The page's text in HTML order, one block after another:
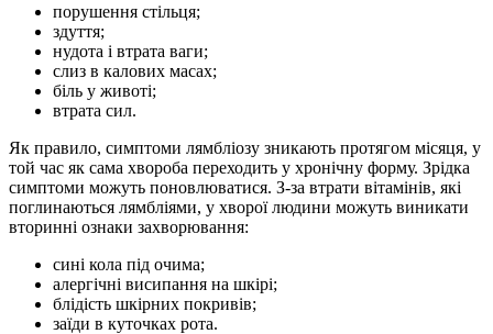
порушення стільця;
здуття;
нудота і втрата ваги;
слиз в калових масах;
біль у животі;
втрата сил.
Як правило, симптоми лямбліозу зникають протягом місяця, у
той час як сама хвороба переходить у хронічну форму. Зрідка
симптоми можуть поновлюватися. З-за втрати вітамінів, які
поглинаються лямбліями, у хворої людини можуть виникати
вторинні ознаки захворювання:
сині кола під очима;
алергічні висипання на шкірі;
блідість шкірних покривів;
заїди в куточках рота.